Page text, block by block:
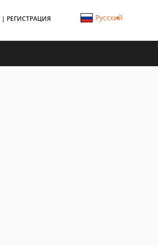
| РЕГИСТРАЦИЯ Русский